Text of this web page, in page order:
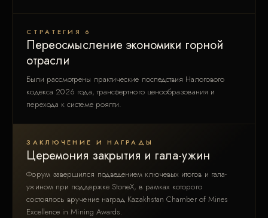
СТРАТЕГИЯ 6
Переосмысление экономики горной
отрасли
Были рассмотрены практические последствия Налогового
кодекса 2026 года, трансфертного ценообразования и
перехода к системе роялти.
ЗАКЛЮЧЕНИЕ И НАГРАДЫ
Церемония закрытия и гала-ужин
Форум завершился подведением ключевых итогов и гала-
ужином при поддержке StoneX, в рамках которого
состоялось вручение наград Kazakhstan Chamber of Mines
Excellence in Mining Awards.